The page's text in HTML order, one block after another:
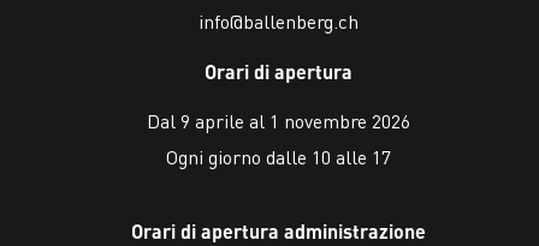
info@ballenberg.ch
Orari di apertura
Dal 9 aprile al 1 novembre 2026
Ogni giorno dalle 10 alle 17
Orari di apertura administrazione